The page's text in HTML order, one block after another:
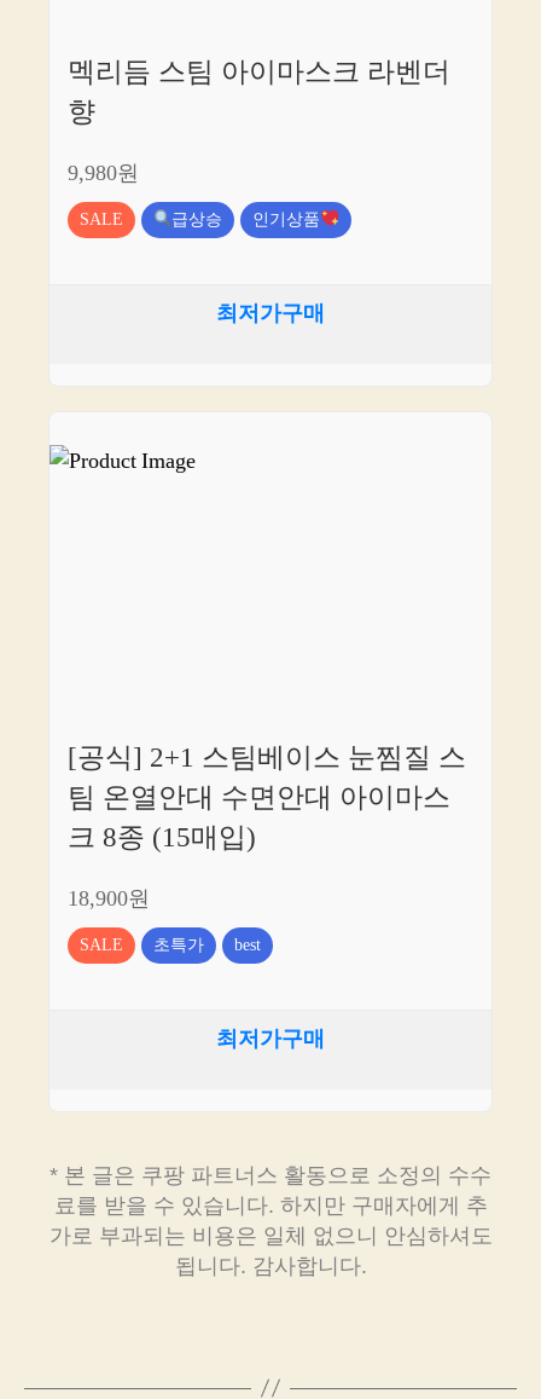
멕리듬 스팀 아이마스크 라벤더
향
9,980원
SALE 급상승 인기상품
최저가구매
[공식] 2+1 스팀베이스 눈찜질 스
팀 온열안대 수면안대 아이마스
크 8종 (15매입)
18,900원
SALE 초특가 best
최저가구매
* 본 글은 쿠팡 파트너스 활동으로 소정의 수수
료를 받을 수 있습니다. 하지만 구매자에게 추
가로 부과되는 비용은 일체 없으니 안심하셔도
됩니다. 감사합니다.